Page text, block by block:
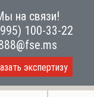
на связи!
100-33-22
экспертизу